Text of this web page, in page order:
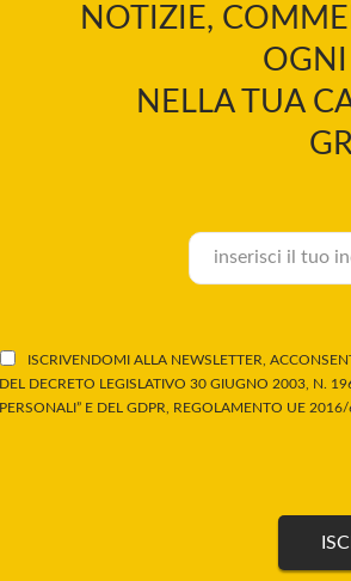
NOTIZIE,
OGNI
NELLA TUA
ISCRIVENDOMI ALLA NEWSLETTER,
DEL DECRETO LEGISLATIVO 30 GIUGNO 2003, N.
PERSONALI” E DEL GDPR, REGOLAMENTO UE